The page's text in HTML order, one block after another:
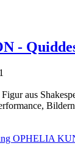
-
aus
OPHELIA